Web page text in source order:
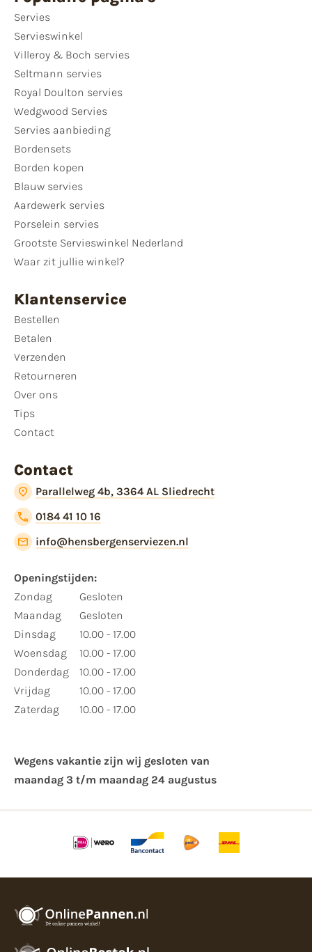
Servies
Servieswinkel
Villeroy & Boch servies
Seltmann servies
Royal Doulton servies
Wedgwood Servies
Servies aanbieding
Bordensets
Borden kopen
Blauw servies
Aardewerk servies
Porselein servies
Grootste Servieswinkel Nederland
Waar zit jullie winkel?
Klantenservice
Bestellen
Betalen
Verzenden
Retourneren
Over ons
Tips
Contact
Contact
Parallelweg 4b, 3364 AL Sliedrecht
0184 41 10 16
info@hensbergenserviezen.nl
Openingstijden:
Zondag
Maandag
Dinsdag
Woensdag
Donderdag
Vrijdag
Zaterdag
Gesloten
Gesloten
10.00 - 17.00
10.00 - 17.00
10.00 - 17.00
10.00 - 17.00
10.00 - 17.00
Wegens vakantie zijn wij gesloten van ​
maandag 3 t/m maandag 24 augustus